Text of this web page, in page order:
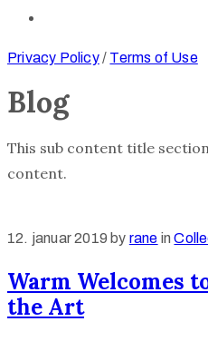
Privacy Policy/ Terms of Use
Blog
This sub content title
content.
12. januar 2019 by rane in
Warm Welcomes
the Art